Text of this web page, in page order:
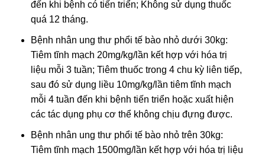
đến khi bệnh có tiến triển; Không sử dụng thuốc
quá 12 tháng.
Bệnh nhân ung thư phổi tế bào nhỏ dưới 30kg:
Tiêm tĩnh mạch 20mg/kg/lần kết hợp với hóa trị
liệu mỗi 3 tuần; Tiêm thuốc trong 4 chu kỳ liên tiếp,
sau đó sử dụng liều 10mg/kg/lần tiêm tĩnh mạch
mỗi 4 tuần đến khi bệnh tiến triển hoặc xuất hiện
các tác dụng phụ cơ thể không chịu đựng được.
Bệnh nhân ung thư phổi tế bào nhỏ trên 30kg:
Tiêm tĩnh mạch 1500mg/lần kết hợp với hóa trị liệu